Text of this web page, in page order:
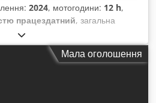
2024, мотогодини: 12 h,
працездатний, загальна
струм:
, вхідна напруга:380 V, строк
документація / посібник,
Мала оголошення